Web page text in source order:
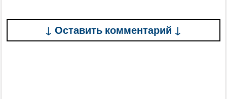
↓ Оставить комментарий ↓